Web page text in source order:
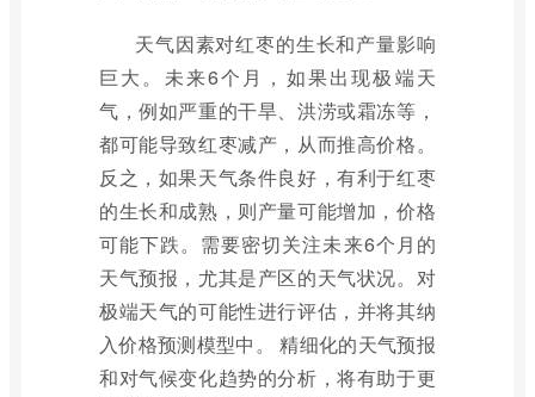
天气因素对红枣的生长和产量影响
巨大。未来6个月，如果出现极端天
气，例如严重的干旱、洪涝或霜冻等，
都可能导致红枣减产，从而推高价格。
反之，如果天气条件良好，有利于红枣
的生长和成熟，则产量可能增加，价格
可能下跌。需要密切关注未来6个月的
天气预报，尤其是产区的天气状况。对
极端天气的可能性进行评估，并将其纳
入价格预测模型中。 精细化的天气预报
和对气候变化趋势的分析，将有助于更